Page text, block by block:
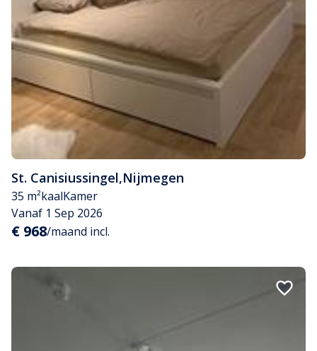
St. Canisiussingel,Nijmegen
35 m²kaalKamer
Vanaf 1 Sep 2026
€ 968/maand incl.